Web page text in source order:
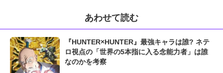
あわせて読む
『HUNTER×HUNTER』最強キャラは誰? ネテ
ロ視点の「世界の5本指に入る念能力者」は誰
なのかを考察